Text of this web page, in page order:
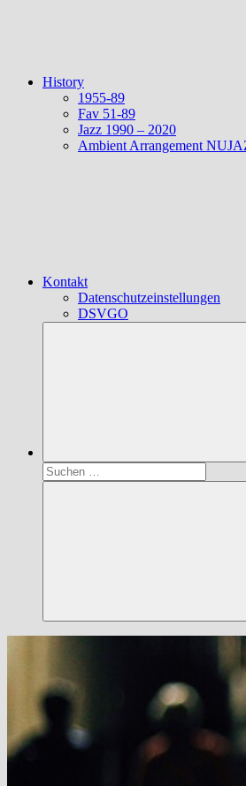
History
1955-89
Fav 51-89
Jazz 1990 – 2020
Ambient Arrangement
Kontakt
Datenschutzeinstellungen
DSVGO
Suchen
nach:
Suchen